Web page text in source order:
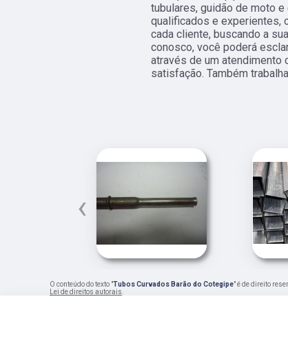
tubulares, guidão de moto
qualificados e experientes,
cada cliente, buscando a
conosco, você poderá
através de um atendimento
satisfação. Também
‹
O conteúdo do texto "Tubos Curvados Barão do Cotegipe" é de direito
Lei de direitos autorais.